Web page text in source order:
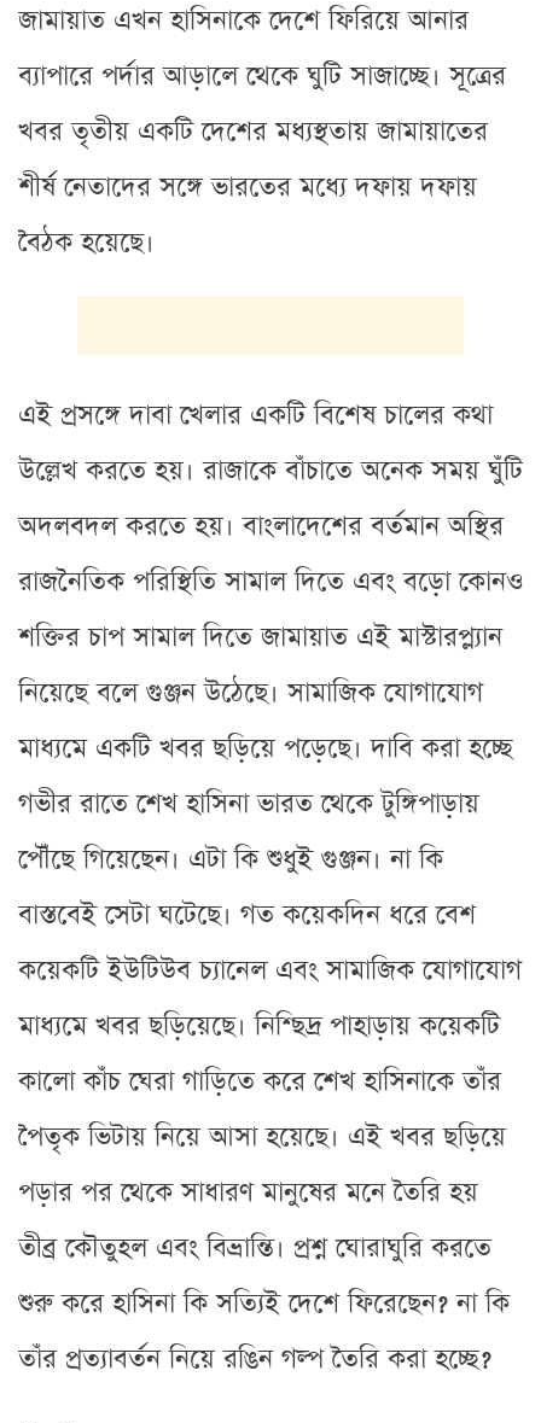
জামায়াত এখন হাসিনাকে দেশে ফিরিয়ে আনার
ব্যাপারে পর্দার আড়ালে থেকে ঘুটি সাজাচ্ছে। সূত্রের
খবর তৃতীয় একটি দেশের মধ্যস্থতায় জামায়াতের
শীর্ষ নেতাদের সঙ্গে ভারতের মধ্যে দফায় দফায়
বৈঠক হয়েছে।
এই প্রসঙ্গে দাবা খেলার একটি বিশেষ চালের কথা
উল্লেখ করতে হয়। রাজাকে বাঁচাতে অনেক সময় ঘুঁটি
অদলবদল করতে হয়। বাংলাদেশের বর্তমান অস্থির
রাজনৈতিক পরিস্থিতি সামাল দিতে এবং বড়ো কোনও
শক্তির চাপ সামাল দিতে জামায়াত এই মাস্টারপ্ল্যান
নিয়েছে বলে গুঞ্জন উঠেছে। সামাজিক যোগাযোগ
মাধ্যমে একটি খবর ছড়িয়ে পড়েছে। দাবি করা হচ্ছে
গভীর রাতে শেখ হাসিনা ভারত থেকে টুঙ্গিপাড়ায়
পৌঁছে গিয়েছেন। এটা কি শুধুই গুঞ্জন। না কি
বাস্তবেই সেটা ঘটেছে। গত কয়েকদিন ধরে বেশ
কয়েকটি ইউটিউব চ্যানেল এবং সামাজিক যোগাযোগ
মাধ্যমে খবর ছড়িয়েছে। নিশ্ছিদ্র পাহাড়ায় কয়েকটি
কালো কাঁচ ঘেরা গাড়িতে করে শেখ হাসিনাকে তাঁর
পৈতৃক ভিটায় নিয়ে আসা হয়েছে। এই খবর ছড়িয়ে
পড়ার পর থেকে সাধারণ মানুষের মনে তৈরি হয়
তীব্র কৌতুহল এবং বিভ্রান্তি। প্রশ্ন ঘোরাঘুরি করতে
শুরু করে হাসিনা কি সত্যিই দেশে ফিরেছেন? না কি
তাঁর প্রত্যাবর্তন নিয়ে রঙিন গল্প তৈরি করা হচ্ছে?